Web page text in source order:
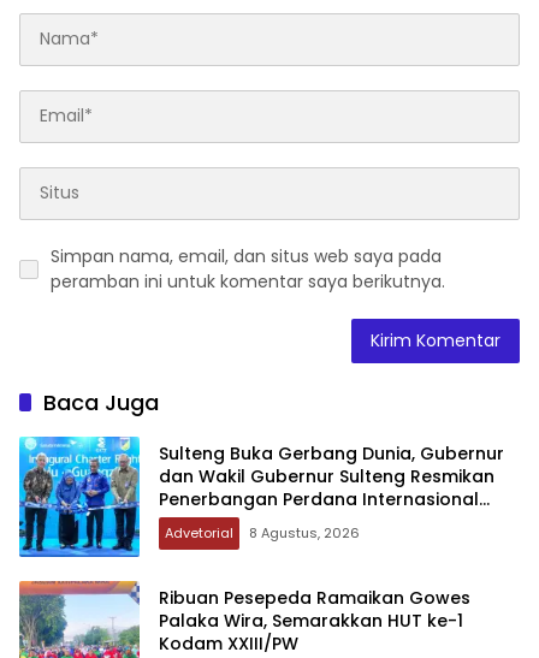
Simpan nama, email, dan situs web saya pada
peramban ini untuk komentar saya berikutnya.
Baca Juga
Sulteng Buka Gerbang Dunia, Gubernur
dan Wakil Gubernur Sulteng Resmikan
Penerbangan Perdana Internasional
Palu-Guangzhou
Advetorial 8 Agustus, 2026
Ribuan Pesepeda Ramaikan Gowes
Palaka Wira, Semarakkan HUT ke-1
Kodam XXIII/PW